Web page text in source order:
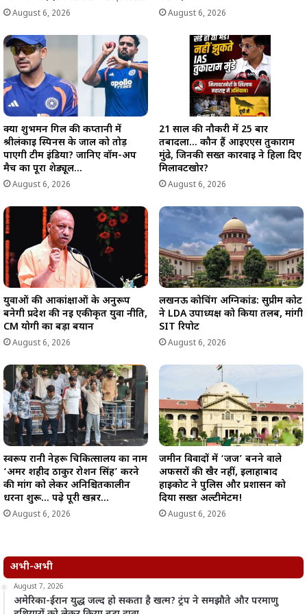
August 6, 2026 August 6, 2026
क्या शुभमन गिल की कप्तानी में
श्रीलंकाई स्पिनर्स के जाल को तोड़
पाएगी टीम इंडिया? जानिए वॉर्म-अप
मैच का पूरा शेड्यूल…
August 6, 2026
21 साल की नौकरी में 25 बार
तबादला… कौन हैं आईएएस तुकाराम
मुंढे, जिनकी सख्त कार्रवाई ने हिला दिए
मिलावटखोर?
August 6, 2026
युवाओं की आकांक्षाओं के अनुरूप
बनेगी प्रदेश की नई एकीकृत युवा नीति,
CM योगी का बड़ा बयान
August 6, 2026
लखनऊ कोचिंग अग्निकांड: सुप्रीम कोर्ट
ने LDA उपाध्यक्ष को किया तलब, मांगी
SIT रिपोर्ट
August 6, 2026
स्वरूप रानी नेहरू चिकित्सालय का नाम
‘अमर शहीद ठाकुर रोशन सिंह’ करने
की मांग को लेकर अनिश्चितकालीन
धरना शुरू… पढ़े पूरी खब़र…
August 6, 2026
जमीन विवादों में ‘जज’ बनने वाले
अफसरों की खैर नहीं, इलाहाबाद
हाईकोर्ट ने पुलिस और प्रशासन को
दिया सख्त अल्टीमेटम!
August 6, 2026
अभी-अभी
August 7, 2026
अमेरिका-ईरान युद्ध जल्द हो सकता है खत्म? ट्रंप ने समझौते और परमाणु